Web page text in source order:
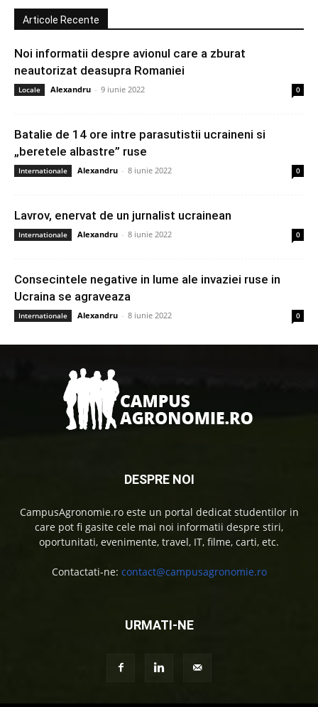
Articole Recente
Noi informatii despre avionul care a zburat
neautorizat deasupra Romaniei
Locale Alexandru - 9 iunie 2022 0
Batalie de 14 ore intre parasutistii ucraineni si
„beretele albastre” ruse
Internationale Alexandru - 8 iunie 2022 0
Lavrov, enervat de un jurnalist ucrainean
Internationale Alexandru - 8 iunie 2022 0
Consecintele negative in lume ale invaziei ruse in
Ucraina se agraveaza
Internationale Alexandru - 8 iunie 2022 0
DESPRE NOI
CampusAgronomie.ro este un portal dedicat studentilor in
care pot fi gasite cele mai noi informatii despre stiri,
oportunitati, evenimente, travel, IT, filme, carti, etc.
Contactati-ne: contact@campusagronomie.ro
URMATI-NE